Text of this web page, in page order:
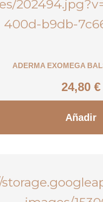
ADERMA EXOMEGA
24,80 €
Añadir